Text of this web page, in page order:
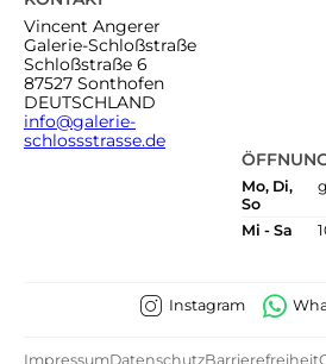
Vincent Angerer
Galerie-Schloßstraße
Schloßstraße 6
87527 Sonthofen
DEUTSCHLAND
info@galerie-
schlossstrasse.de
Mo, Di,
So
Mi - Sa
ImpressumDatenschutzBarrierefreiheit
Instagram